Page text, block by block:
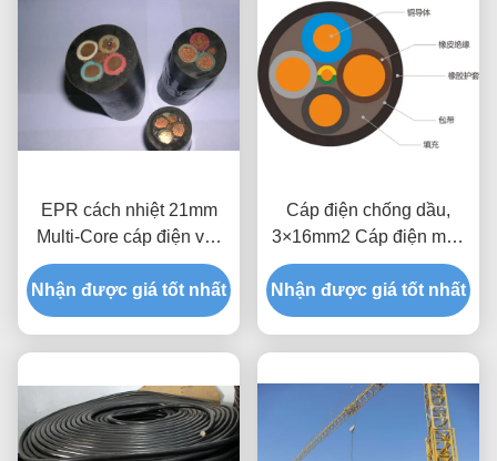
EPR cách nhiệt 21mm
Multi-Core cáp điện với
dây dẫn đồng
Nhận được giá tốt nhất
Cáp điện chống dầu,
3×16mm2 Cáp điện màu
đen
Nhận được giá tốt nhất